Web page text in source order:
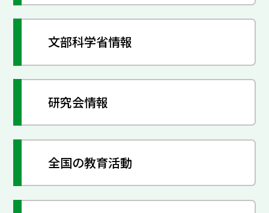
文部科学省情報
研究会情報
全国の教育活動